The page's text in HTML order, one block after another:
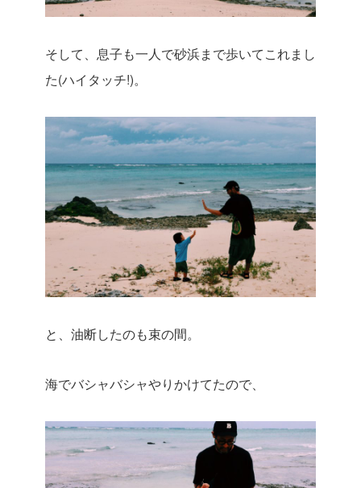
そして、息子も一人で砂浜まで歩いてこれまし
た(ハイタッチ!)。
と、油断したのも束の間。
海でバシャバシャやりかけてたので、